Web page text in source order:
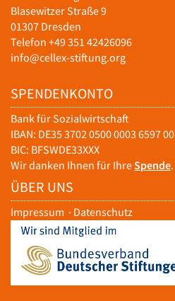
Blasewitzer Straße 9
01307 Dresden
Telefon +49 351 42426096
info@cellex-stiftung.org
SPENDENKONTO
Bank für Sozialwirtschaft
IBAN: DE35 3702 0500 0003 6597 00
BIC: BFSWDE33XXX
Wir danken Ihnen für IhreSpende.
ÜBER UNS
Impressum · Datenschutz